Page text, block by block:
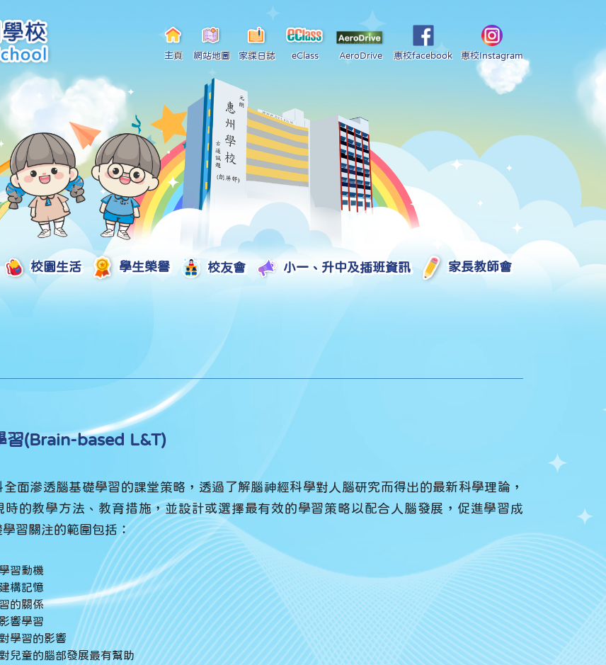
主頁 網站地圖 家課日誌 eClass AeroDrive 惠校facebook 惠校Instagram
校園生活 學生榮譽 校友會 小一、升中及插班資訊 家長教師會
習(Brain-based L&T)
全面滲透腦基礎學習的課堂策略，透過了解腦神經科學對人腦研究而得出的最新科學理論，
時的教學方法、教育措施，並設計或選擇最有效的學習策略以配合人腦發展，促進學習成
習關注的範圍包括：
習動機
構記憶
的關係
響學習
學習的影響
兒童的腦部發展最有幫助